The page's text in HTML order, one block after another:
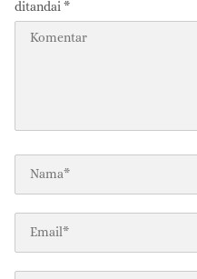
ditandai *